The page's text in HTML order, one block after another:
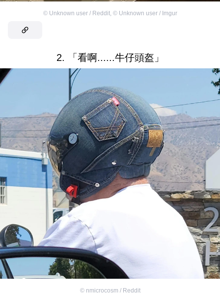
© Unknown user / Reddit, © Unknown user / Imgur
2. 「看啊......牛仔頭盔」
© nmicrocosm / Reddit